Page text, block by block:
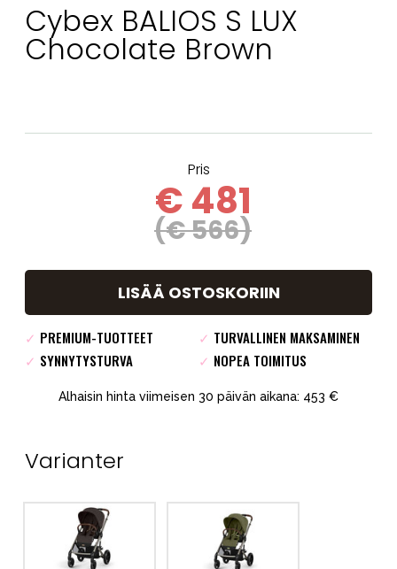
Cybex BALIOS S LUX
Chocolate Brown
Pris
€ 481
(€ 566)
LISÄÄ OSTOSKORIIN
✓ PREMIUM-TUOTTEET ✓ TURVALLINEN MAKSAMINEN
✓ SYNNYTYSTURVA ✓ NOPEA TOIMITUS
Alhaisin hinta viimeisen 30 päivän aikana: 453 €
Varianter